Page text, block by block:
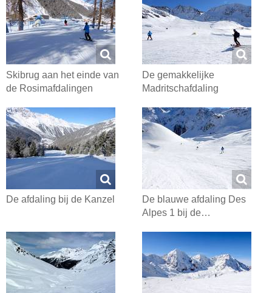
Skibrug aan het einde van
de Rosimafdalingen
De gemakkelijke
Madritschafdaling
De afdaling bij de Kanzel
De blauwe afdaling Des
Alpes 1 bij de…